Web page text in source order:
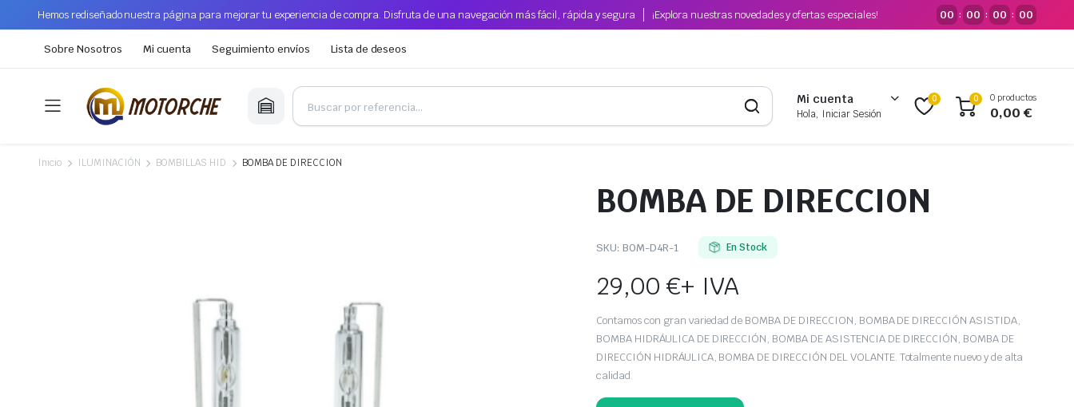
Hemos rediseñado nuestra página para mejorar tu experiencia de compra. Disfruta de una navegación más fácil, rápida y segura ¡Explora nuestras novedades y ofertas especiales! 00 : 00 : 00 : 00
Sobre Nosotros Mi cuenta Seguimiento envíos Lista de deseos
Mi cuenta
Hola, Iniciar Sesión
0 0 0 productos
0,00€
Inicio ILUMINACIÓN BOMBILLAS HID BOMBA DE DIRECCION
BOMBA DE DIRECCION
SKU: BOM-D4R-1 En Stock
29,00€+ IVA
Contamos con gran variedad de BOMBA DE DIRECCION, BOMBA DE DIRECCIÓN ASISTIDA,
BOMBA HIDRÁULICA DE DIRECCIÓN, BOMBA DE ASISTENCIA DE DIRECCIÓN, BOMBA DE
DIRECCIÓN HIDRÁULICA, BOMBA DE DIRECCIÓN DEL VOLANTE. Totalmente nuevo y de alta
calidad.